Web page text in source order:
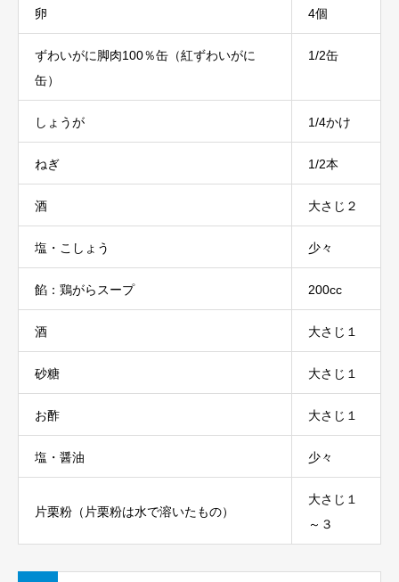
卵 4個
ずわいがに脚肉100％缶（紅ずわいがに
缶）
1/2缶
しょうが 1/4かけ
ねぎ 1/2本
酒 大さじ２
塩・こしょう 少々
餡：鶏がらスープ 200cc
酒 大さじ１
砂糖 大さじ１
お酢 大さじ１
塩・醤油 少々
片栗粉（片栗粉は水で溶いたもの）
大さじ１
～３